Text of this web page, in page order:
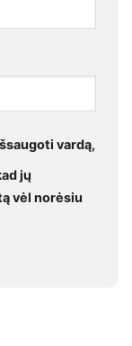
vardą,
jų
vėl norėsiu